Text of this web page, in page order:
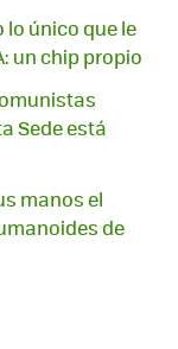
único que le
un chip propio
Sede está
manos el
de